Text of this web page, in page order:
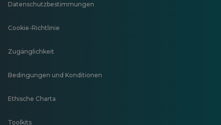
Datenschutzbestimmungen
Cookie-Richtlinie
Zugänglichkeit
Bedingungen und Konditionen
Ethische Charta
Toolkits